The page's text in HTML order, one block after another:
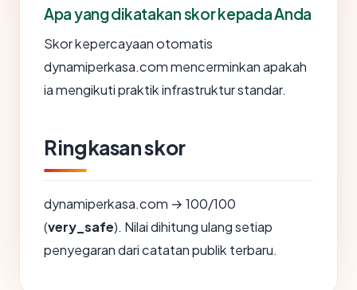
Apa yang dikatakan skor kepada Anda
Skor kepercayaan otomatis
dynamiperkasa.com mencerminkan apakah
ia mengikuti praktik infrastruktur standar.
Ringkasan skor
dynamiperkasa.com → 100/100
(very_safe). Nilai dihitung ulang setiap
penyegaran dari catatan publik terbaru.